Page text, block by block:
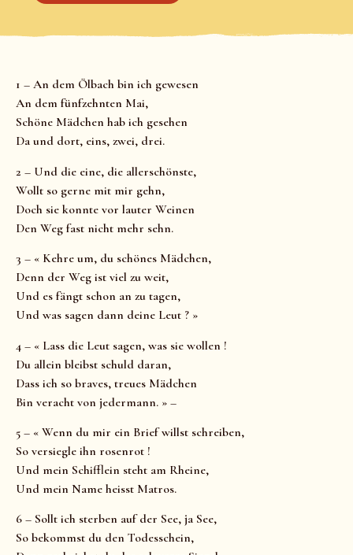
1 – An dem Ölbach bin ich gewesen
An dem fünfzehnten Mai,
Schöne Mädchen hab ich gesehen
Da und dort, eins, zwei, drei.
2 – Und die eine, die allerschönste,
Wollt so gerne mit mir gehn,
Doch sie konnte vor lauter Weinen
Den Weg fast nicht mehr sehn.
3 – « Kehre um, du schönes Mädchen,
Denn der Weg ist viel zu weit,
Und es fängt schon an zu tagen,
Und was sagen dann deine Leut ? »
4 – « Lass die Leut sagen, was sie wollen !
Du allein bleibst schuld daran,
Dass ich so braves, treues Mädchen
Bin veracht von jedermann. » –
5 – « Wenn du mir ein Brief willst schreiben,
So versiegle ihn rosenrot !
Und mein Schifflein steht am Rheine,
Und mein Name heisst Matros.
6 – Sollt ich sterben auf der See, ja See,
So bekommst du den Todesschein,